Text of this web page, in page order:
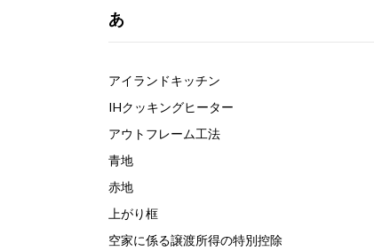
あ
アイランドキッチン
IHクッキングヒーター
アウトフレーム工法
青地
赤地
上がり框
空家に係る譲渡所得の特別控除